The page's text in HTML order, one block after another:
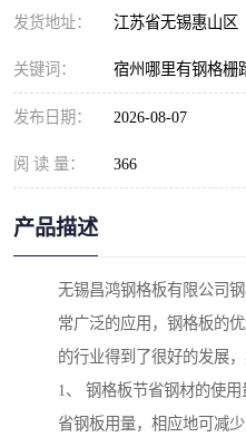
发货地址： 江苏省无锡惠山区
关键词： 宿州哪里有钢格栅
发布日期： 2026-08-07
阅 读 量： 366
产品描述
无锡昌鸿钢格板有限公司
常广泛的应用，钢格板的
的行业得到了很好的发展
1、 钢格板节省钢材的使
省钢板用量，相应地可减少